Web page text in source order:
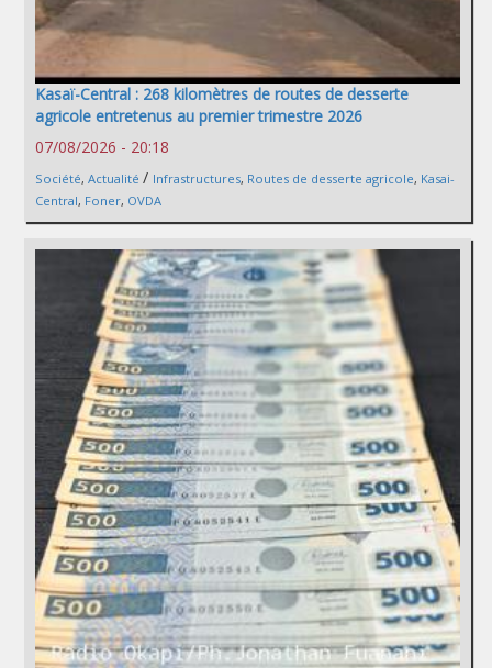
Kasaï-Central : 268 kilomètres de routes de desserte
agricole entretenus au premier trimestre 2026
07/08/2026 - 20:18
Société, Actualité / Infrastructures, Routes de desserte agricole, Kasai-
Central, Foner, OVDA